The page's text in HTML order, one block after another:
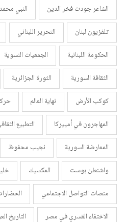
الشاعر جودت فخر الدين
النبي محمد
تلفزيون لبنان
التحرير اللبناني
الحكومة اللبنانية
الجمعيات النسوية
الثقافة السورية
الثورة الجزائرية
كوكب الأرض
نهاية العالم
المهاجرون في أمييركا
التطبيع
المعارضة السورية
نجيب محفوظ
واشنطن بوست
المكسيك
منصات التواصل الاجتماعي
الاختفاء القسري في مصر
التاريخ